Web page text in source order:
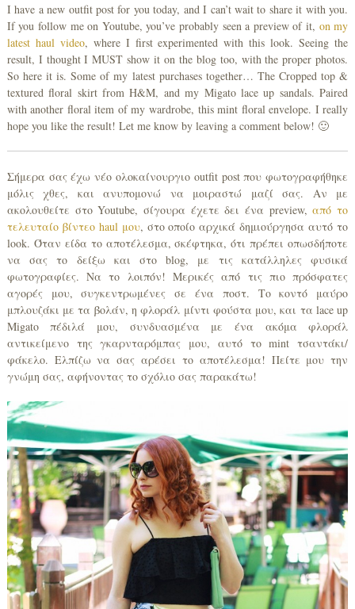
I have a new outfit post for you today, and I can’t wait to share it with you.
If you follow me on Youtube, you’ve probably seen a preview of it, on my
latest haul video, where I first experimented with this look. Seeing the
result, I thought I MUST show it on the blog too, with the proper photos.
So here it is. Some of my latest purchases together… The Cropped top &
textured floral skirt from H&M, and my Migato lace up sandals. Paired
with another floral item of my wardrobe, this mint floral envelope. I really
hope you like the result! Let me know by leaving a comment below! 🙂
Σήμερα σας έχω νέο ολοκαίνουργιο outfit post που φωτογραφήθηκε
μόλις χθες, και ανυπομονώ να μοιραστώ μαζί σας. Αν με
ακολουθείτε στο Youtube, σίγουρα έχετε δει ένα preview,από το
τελευταίο βίντεο haul μου, στο οποίο αρχικά δημιούργησα αυτό το
look. Όταν είδα το αποτέλεσμα, σκέφτηκα, ότι πρέπει οπωσδήποτε
να σας το δείξω και στο blog, με τις κατάλληλες φυσικά
φωτογραφίες. Να το λοιπόν! Μερικές από τις πιο πρόσφατες
αγορές μου, συγκεντρωμένες σε ένα ποστ. Το κοντό μαύρο
μπλουζάκι με τα βολάν, η φλοράλ μίντι φούστα μου, και τα lace up
Migato πέδιλά μου, συνδυασμένα με ένα ακόμα φλοράλ
αντικείμενο της γκαρνταρόμπας μου, αυτό το mint τσαντάκι/
φάκελο. Ελπίζω να σας αρέσει το αποτέλεσμα! Πείτε μου την
γνώμη σας, αφήνοντας το σχόλιο σας παρακάτω!